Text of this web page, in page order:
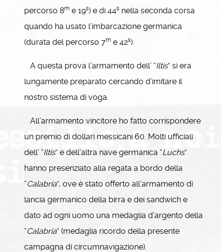
percorso 8m e 19s) e di 44s nella seconda corsa
quando ha usato l’imbarcazione germanica
(durata del percorso 7m e 42s).
A questa prova l’armamento dell’ “Iltis” si era
lungamente preparato cercando d’imitare il
nostro sistema di voga.
All’armamento vincitore ho fatto corrispondere
un premio di dollari messicani 60. Molti ufficiali
dell’ “Iltis” e dell’altra nave germanica “Luchs”
hanno presenziato alla regata a bordo della
“Calabria”, ove è stato offerto all’armamento di
lancia germanico della birra e dei sandwich e
dato ad ogni uomo una medaglia d’argento della
“Calabria” (medaglia ricordo della presente
campagna di circumnavigazione).